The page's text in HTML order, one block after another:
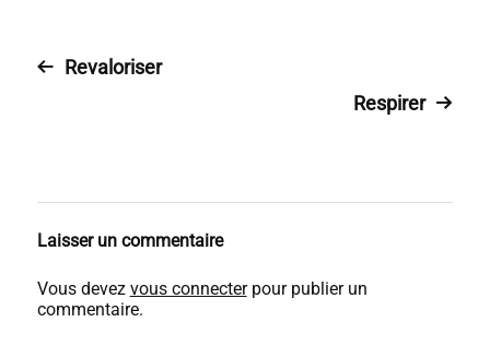
Revaloriser
Respirer
Laisser un commentaire
Vous devez vous connecterpour publier un
commentaire.